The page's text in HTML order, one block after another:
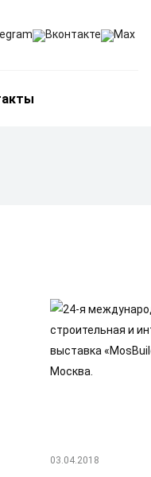
Вконтакте Max
03.04.2018